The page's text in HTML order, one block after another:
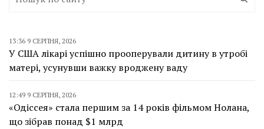
13:36 9 СЕРПНЯ, 2026
У США лікарі успішно прооперували дитину в утробі
матері, усунувши важку вроджену ваду
12:49 9 СЕРПНЯ, 2026
«Одіссея» стала першим за 14 років фільмом Нолана,
що зібрав понад $1 млрд